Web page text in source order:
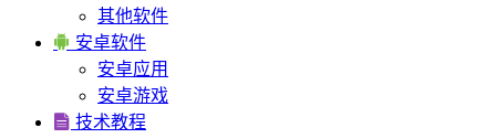
其他软件
 安卓软件
安卓应用
安卓游戏
 技术教程